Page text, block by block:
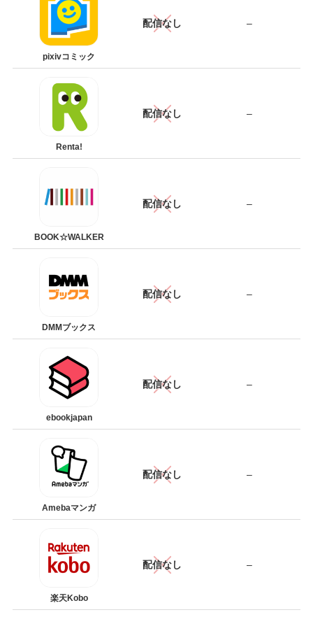
pixivコミック
配信なし –
Renta!
配信なし –
BOOK☆WALKER
配信なし –
DMMブックス
配信なし –
ebookjapan
配信なし –
Amebaマンガ
配信なし –
楽天Kobo
配信なし –